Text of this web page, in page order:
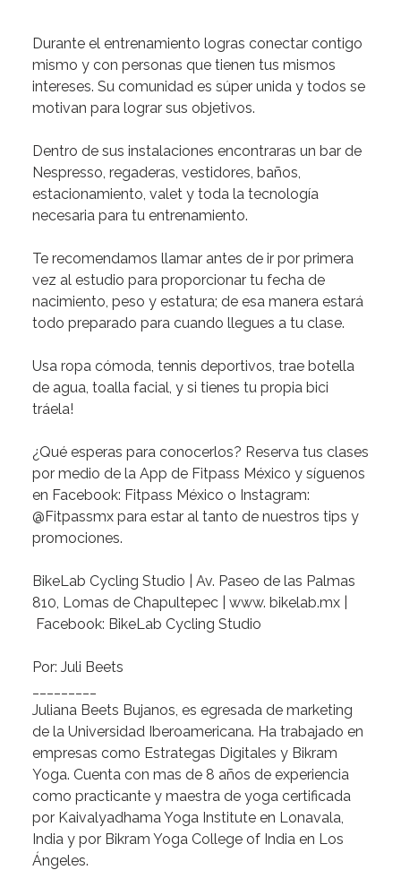
Durante el entrenamiento logras conectar contigo
mismo y con personas que tienen tus mismos
intereses. Su comunidad es súper unida y todos se
motivan para lograr sus objetivos.
Dentro de sus instalaciones encontraras un bar de
Nespresso, regaderas, vestidores, baños,
estacionamiento, valet y toda la tecnología
necesaria para tu entrenamiento.
Te recomendamos llamar antes de ir por primera
vez al estudio para proporcionar tu fecha de
nacimiento, peso y estatura; de esa manera estará
todo preparado para cuando llegues a tu clase.
Usa ropa cómoda, tennis deportivos, trae botella
de agua, toalla facial, y si tienes tu propia bici
tráela!
¿Qué esperas para conocerlos? Reserva tus clases
por medio de la App de Fitpass México y síguenos
en Facebook: Fitpass México o Instagram:
@Fitpassmx para estar al tanto de nuestros tips y
promociones.
BikeLab Cycling Studio | Av. Paseo de las Palmas
810, Lomas de Chapultepec | www. bikelab.mx
Facebook: BikeLab Cycling Studio
Por: Juli Beets
Juliana Beets Bujanos, es egresada de marketing
de la Universidad Iberoamericana. Ha trabajado en
empresas como Estrategas Digitales y Bikram
Yoga. Cuenta con mas de 8 años de experiencia
como practicante y maestra de yoga certificada
por Kaivalyadhama Yoga Institute en Lonavala,
India y por Bikram Yoga College of India en Los
Ángeles.